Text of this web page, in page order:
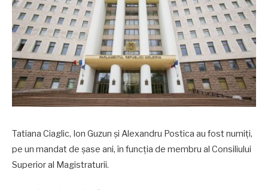
Tatiana Ciaglic, Ion Guzun și Alexandru Postica au fost numiți,
pe un mandat de șase ani, în funcția de membru al Consiliului
Superior al Magistraturii.